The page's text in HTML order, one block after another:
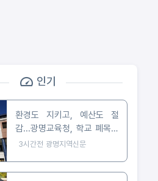
인기
환경도 지키고, 예산도 절
감...광명교육청, 학교 폐목재
무상위탁처리 지원
3시간전 광명지역신문